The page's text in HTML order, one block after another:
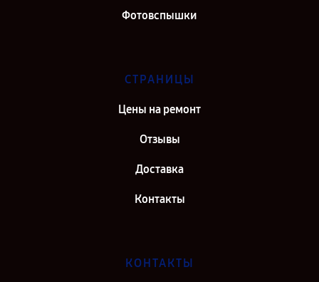
Саратов
Ремонт объектива Olympus M.ZUIKO DIGITAL ED 45mm F1.2 PRO в г.
Ремонт объектива Olympus M.ZUIKO DIGITAL ED 45mm F1.2 PRO в г.
Санкт-Петербург
Фотовспышки
СТРАНИЦЫ
Цены на ремонт
Отзывы
Доставка
Контакты
КОНТАКТЫ